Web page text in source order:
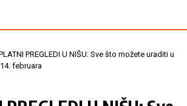
PREGLEDI U NIŠU: Sve što možete uraditi u
februara